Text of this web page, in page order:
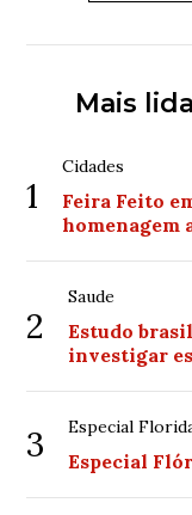
Mais
1
Cidades
Feira Feito
homenagem
2
Saude
Estudo
investigar
3 Especial
Especial